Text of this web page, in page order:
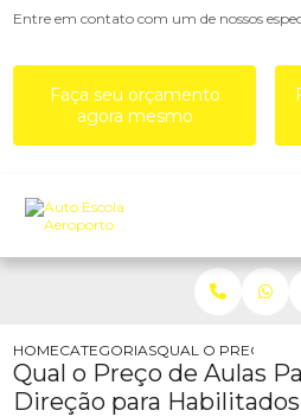
Entre em contato com um de nossos
Faça seu orçamento
agora mesmo
HOMECATEGORIASQUAL O PREÇO
Qual o Preço de Aulas
Direção para